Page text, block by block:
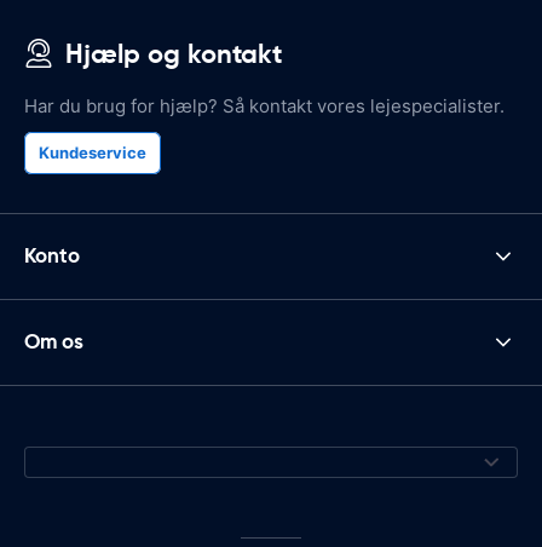
Hjælp og kontakt
Har du brug for hjælp? Så kontakt vores lejespecialister.
Kundeservice
Konto
Om os